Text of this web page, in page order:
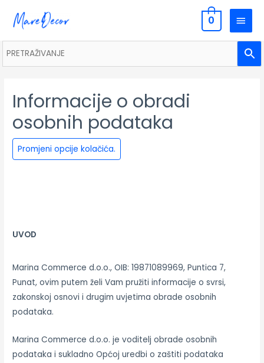
0
Informacije o obradi
osobnih podataka
Promjeni opcije kolačića.
UVOD
Marina Commerce d.o.o., OIB: 19871089969, Puntica 7,
Punat, ovim putem želi Vam pružiti informacije o svrsi,
zakonskoj osnovi i drugim uvjetima obrade osobnih
podataka.
Marina Commerce d.o.o. je voditelj obrade osobnih
podataka i sukladno Općoj uredbi o zaštiti podataka